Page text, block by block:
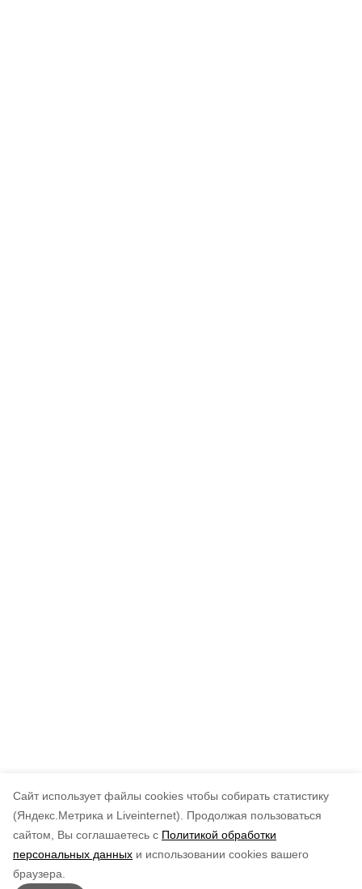
Cайт использует файлы cookies чтобы собирать статистику
(Яндекс.Метрика и Liveinternet).
Продолжая пользоваться
сайтом, Вы соглашаетесь с Политикой обработки
персональных данных и использовании cookies вашего
браузера.